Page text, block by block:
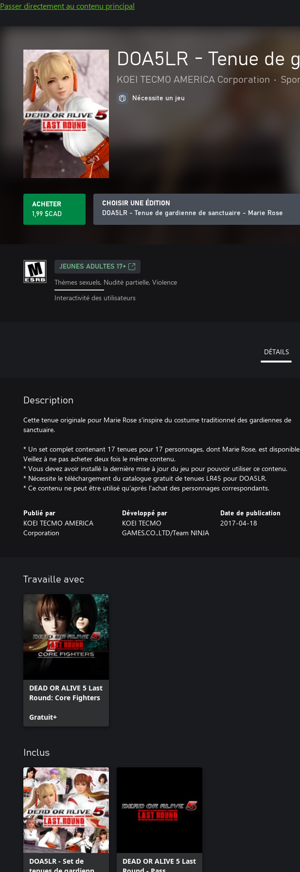
Passer directement au contenu principal
DOA5LR - Tenue
KOEI TECMO AMERICA Corporation •
Nécessite un jeu
ACHETER
1,99 $CAD
CHOISIR UNE ÉDITION
DOA5LR - Tenue de gardienne de sanctuaire - Marie Rose
JEUNES ADULTES 17+
Thèmes sexuels, Nudité partielle, Violence
Interactivité des utilisateurs
DÉTAILS
Description
Cette tenue originale pour Marie Rose s’inspire du costume traditionnel des gardiennes de
sanctuaire.
* Un set complet contenant 17 tenues pour 17 personnages, dont Marie Rose, est
Veillez à ne pas acheter deux fois le même contenu.
* Vous devez avoir installé la dernière mise à jour du jeu pour pouvoir utiliser ce contenu.
* Nécessite le téléchargement du catalogue gratuit de tenues LR45 pour DOA5LR.
* Ce contenu ne peut être utilisé qu’après l’achat des personnages correspondants.
Publié par
KOEI TECMO AMERICA
Corporation
Développé par
KOEI TECMO
GAMES.CO.,LTD/Team NINJA
Date de publication
2017-04-18
Travaille avec
DEAD OR ALIVE 5 Last
Round: Core Fighters
Gratuit+
Inclus
DOA5LR - Set de
DEAD OR ALIVE 5 Last